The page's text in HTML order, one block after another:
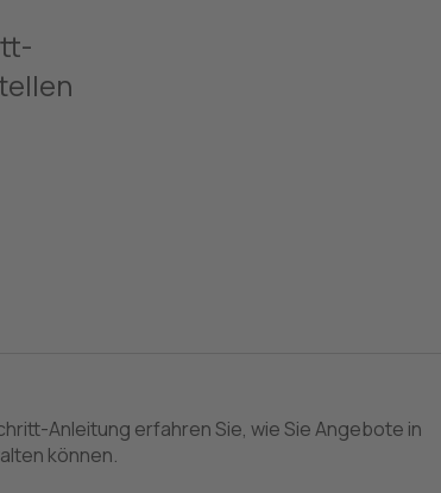
Anleitung erfahren Sie, wie Sie Angebote in
können.